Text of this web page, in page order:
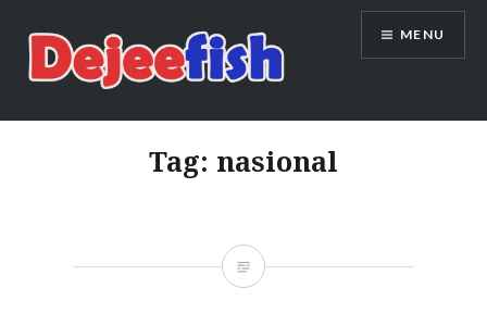
content
DEJEEFISH | PRODUSEN BENIH
IKAN BERKUALITAS INDONESIA
MENU
Tag: nasional